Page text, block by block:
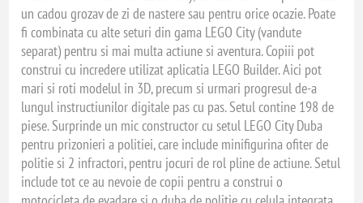
un cadou grozav de zi de nastere sau pentru orice ocazie. Poate
fi combinata cu alte seturi din gama LEGO City (vandute
separat) pentru si mai multa actiune si aventura. Copiii pot
construi cu incredere utilizat aplicatia LEGO Builder. Aici pot
mari si roti modelul in 3D, precum si urmari progresul de-a
lungul instructiunilor digitale pas cu pas. Setul contine 198 de
piese. Surprinde un mic constructor cu setul LEGO City Duba
pentru prizonieri a politiei, care include minifigurina ofiter de
politie si 2 infractori, pentru jocuri de rol pline de actiune. Setul
include tot ce au nevoie de copii pentru a construi o